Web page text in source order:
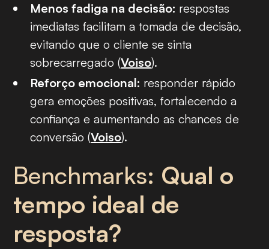
Menos fadiga na decisão: respostas
imediatas facilitam a tomada de decisão,
evitando que o cliente se sinta
sobrecarregado (Voiso).
Reforço emocional: responder rápido
gera emoções positivas, fortalecendo a
confiança e aumentando as chances de
conversão (Voiso).
Benchmarks: Qual o
tempo ideal de
resposta?